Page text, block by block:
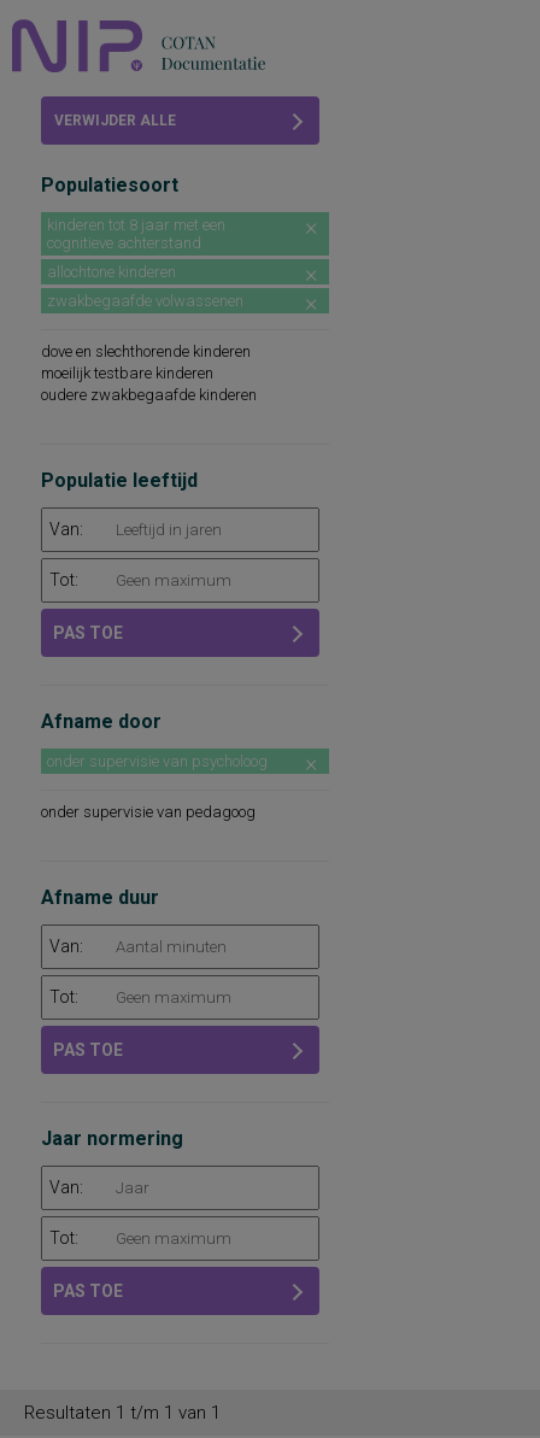
Abonneren
VERWIJDER ALLE
Populatiesoort
kinderen tot 8 jaar met een
cognitieve achterstand
allochtone kinderen
zwakbegaafde volwassenen
dove en slechthorende kinderen
moeilijk testbare kinderen
oudere zwakbegaafde kinderen
Populatie leeftijd
Van:
Tot:
PAS TOE
Afname door
onder supervisie van psycholoog
onder supervisie van pedagoog
Afname duur
Van:
Tot:
PAS TOE
Jaar normering
Van:
Tot:
PAS TOE
Resultaten 1 t/m 1 van 1